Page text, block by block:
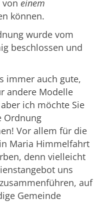
von einem
können.
wurde vom
beschlossen und
immer auch gute,
andere Modelle
ich möchte Sie
Ordnung
Vor allem für die
Maria Himmelfahrt
denn vielleicht
uns
auf
Gemeinde